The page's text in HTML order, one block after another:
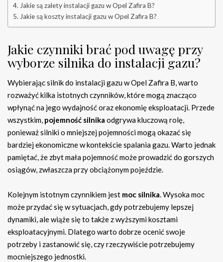
Jakie są zalety instalacji gazu w Opel Zafira B?
Jakie są koszty instalacji gazu w Opel Zafira B?
Jakie czynniki brać pod uwagę przy
wyborze silnika do instalacji gazu?
Wybierając silnik do instalacji gazu w Opel Zafira B, warto
rozważyć kilka istotnych czynników, które mogą znacząco
wpłynąć na jego wydajność oraz ekonomię eksploatacji. Przede
wszystkim, pojemność silnika odgrywa kluczową rolę,
ponieważ silniki o mniejszej pojemności mogą okazać się
bardziej ekonomiczne w kontekście spalania gazu. Warto jednak
pamiętać, że zbyt mała pojemność może prowadzić do gorszych
osiągów, zwłaszcza przy obciążonym pojeździe.
Kolejnym istotnym czynnikiem jest moc silnika. Wysoka moc
może przydać się w sytuacjach, gdy potrzebujemy lepszej
dynamiki, ale wiąże się to także z wyższymi kosztami
eksploatacyjnymi. Dlatego warto dobrze ocenić swoje
potrzeby i zastanowić się, czy rzeczywiście potrzebujemy
mocniejszego jednostki.